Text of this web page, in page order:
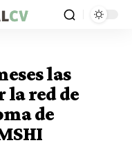
las
la red de
de